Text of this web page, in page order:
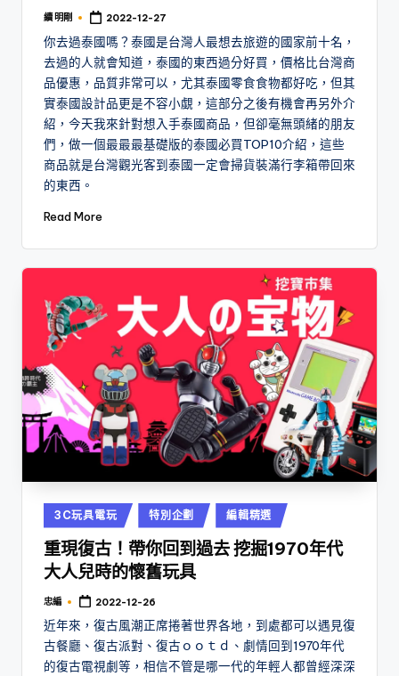
Posted
續 明剛 2022-12-27
你去過泰國嗎？泰國是台灣人最想去旅遊的國家前十名，
去過的人就會知道，泰國的東西過分好買，價格比台灣商
品優惠，品質非常可以，尤其泰國零食食物都好吃，但其
實泰國設計品更是不容小覷，這部分之後有機會再另外介
紹，今天我來針對想入手泰國商品，但卻毫無頭緒的朋友
們，做一個最最最基礎版的泰國必買TOP10介紹，這些
商品就是台灣觀光客到泰國一定會掃貨裝滿行李箱帶回來
的東西。
Read More
Posted
in
3C玩具電玩 特別企劃 編輯精選
重現復古！帶你回到過去 挖掘1970年代
大人兒時的懷舊玩具
Posted
忠編 2022-12-26
近年來，復古風潮正席捲著世界各地，到處都可以遇見復
古餐廳、復古派對、復古ｏｏｔｄ、劇情回到1970年代
的復古電視劇等，相信不管是哪一代的年輕人都曾經深深